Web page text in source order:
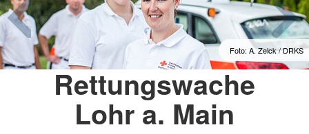
Foto: A. Zelck / DRKS
Rettungswache
Lohr a. Main